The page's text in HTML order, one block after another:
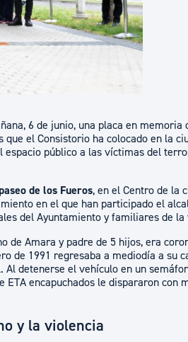
fiscal
de transparencia
6 de junio, una placa en memoria
el Consistorio ha colocado en la
público a las víctimas del
de los Fueros, en el Centro de la
en el que han participado el
del Ayuntamiento y familiares de
de Amara y padre de 5 hijos, era
de 1991 regresaba a mediodía a su
detenerse el vehículo en un
encapuchados le dispararon con
y la violencia